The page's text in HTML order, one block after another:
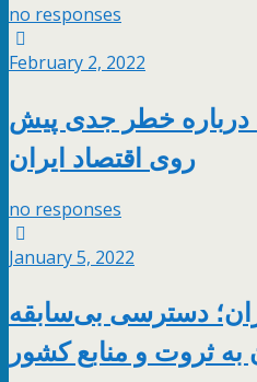
no responses
February 2, 2022
درباره خطر جدی پیش
روی اقتصاد ایران
no responses
January 5, 2022
دسترسی بی‌سابقه
به ثروت و منابع کشور